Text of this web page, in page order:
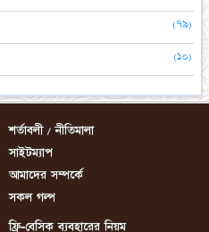
(৭৯)
(১০)
শর্তাবলী / নীতিমালা
সাইটম্যাপ
আমাদের সম্পর্কে
সকল গল্প
ফ্রি-বেসিক ব্যবহারের নিয়ম